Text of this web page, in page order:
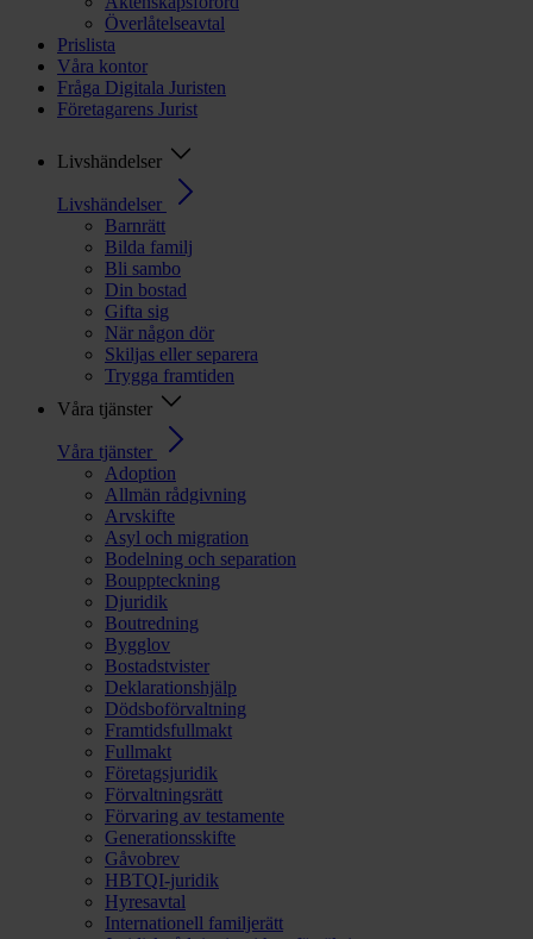
Överlåtelseavtal
Prislista
Våra kontor
Fråga Digitala Juristen
Företagarens Jurist
Livshändelser
Livshändelser
Barnrätt
Bilda familj
Bli sambo
Din bostad
Gifta sig
När någon dör
Skiljas eller separera
Trygga framtiden
Våra tjänster
Våra tjänster
Adoption
Allmän rådgivning
Arvskifte
Asyl och migration
Bodelning och separation
Bouppteckning
Djuridik
Boutredning
Bygglov
Bostadstvister
Deklarationshjälp
Dödsboförvaltning
Framtidsfullmakt
Fullmakt
Företagsjuridik
Förvaltningsrätt
Förvaring av testamente
Generationsskifte
Gåvobrev
HBTQI-juridik
Hyresavtal
Internationell familjerätt